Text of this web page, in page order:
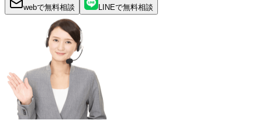
webで無料相談 LINEで無料相談